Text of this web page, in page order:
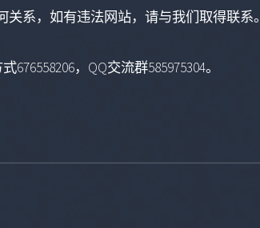
系，如有违法网站，请与我们取得联系。
676558206，QQ交流群585975304。